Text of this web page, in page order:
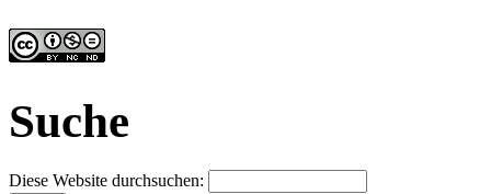
Suche
Diese Website durchsuchen: